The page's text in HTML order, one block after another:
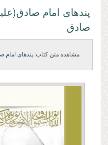
پندهای امام
صادق
مشاهده متن کتاب: پندهای امام